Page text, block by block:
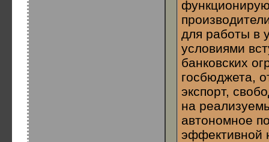
для работы в
условиями
банковских
госбюджета,
экспорт,
на
автономное
эффективной